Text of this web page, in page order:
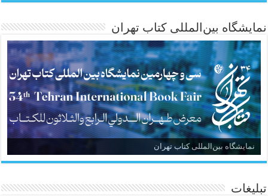
نمایشگاه بین‌المللی کتاب تهران
نمایشگاه بین‌المللی کتاب تهران
تبلیغات